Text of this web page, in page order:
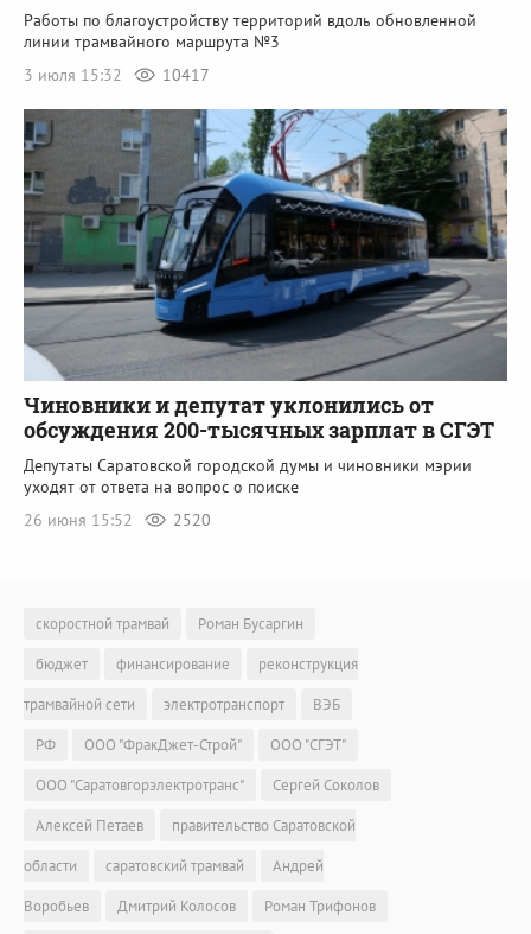
Работы по благоустройству территорий вдоль обновленной
линии трамвайного маршрута №3
3 июля 15:32
10417
Чиновники и депутат уклонились от
обсуждения 200-тысячных зарплат в СГЭТ
Депутаты Саратовской городской думы и чиновники мэрии
уходят от ответа на вопрос о поиске
26 июня 15:52
2520
скоростной трамвай
Роман Бусаргин
бюджет
финансирование
реконструкция
трамвайной сети
электротранспорт
ВЭБ
РФ
ООО "ФракДжет-Строй"
ООО "СГЭТ"
ООО "Саратовгорэлектротранс"
Сергей Соколов
Алексей Петаев
правительство Саратовской
области
саратовский трамвай
Андрей
Воробьев
Дмитрий Колосов
Роман Трифонов